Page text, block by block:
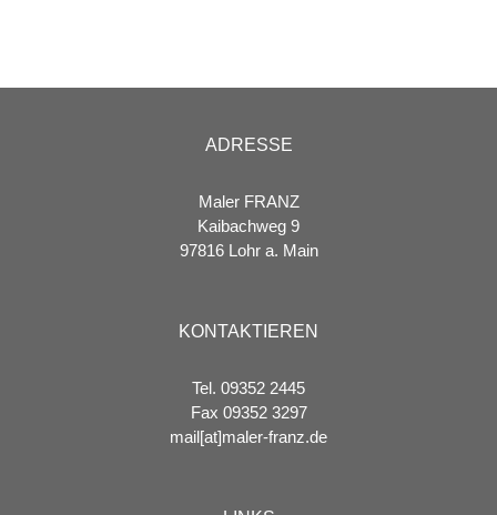
ADRESSE
Maler FRANZ
Kaibachweg 9
97816 Lohr a. Main
KONTAKTIEREN
Tel. 09352 2445
Fax 09352 3297
mail[at]maler-franz.de